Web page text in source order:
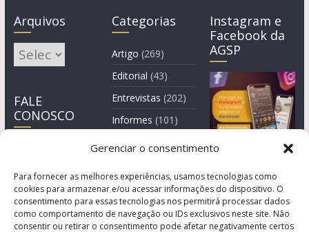
Gerenciar o consentimento
Para fornecer as melhores experiências, usamos tecnologias como
cookies para armazenar e/ou acessar informações do dispositivo. O
consentimento para essas tecnologias nos permitirá processar dados
como comportamento de navegação ou IDs exclusivos neste site. Não
consentir ou retirar o consentimento pode afetar negativamente certos
Arquivos
Arquivos
FALE
CONOSCO
Categorias
Artigo (269)
Editorial (43)
Entrevistas (202)
Informes (101)
Manchete
Instagram e
Facebook da
AGSP